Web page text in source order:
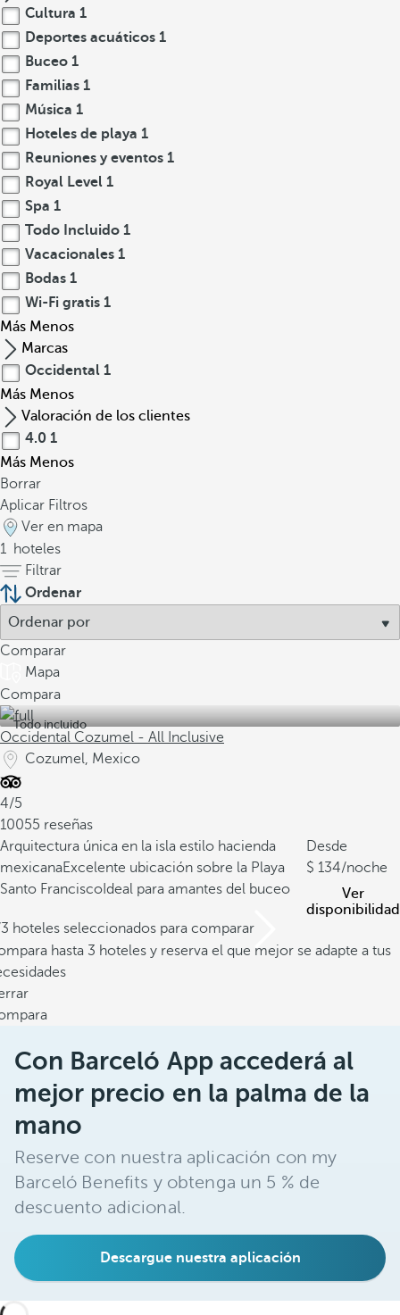
Cultura 1
Deportes acuáticos 1
Buceo 1
Familias 1
Música 1
Hoteles de playa 1
Reuniones y eventos 1
Royal Level 1
Spa 1
Todo Incluido 1
Vacacionales 1
Bodas 1
Wi-Fi gratis 1
Más Menos
Marcas
Occidental 1
Más Menos
Valoración de los clientes
4.0 1
Más Menos
Borrar
Aplicar Filtros
Ver en mapa
1 hoteles
Filtrar
Ordenar
Comparar
Mapa
Compara
Todo incluido
Occidental Cozumel - All Inclusive
Cozumel, Mexico
4/5
10055 reseñas
Arquitectura única en la isla estilo hacienda
mexicanaExcelente ubicación sobre la Playa
Santo Francisco Ideal para amantes del buceo
Desde
134/noche
Ver
disponibilidad
hoteles seleccionados para comparar
hasta 3 hoteles y reserva el que mejor se adapte a tus
Con Barceló App accederá al
mejor precio en la palma de la
mano
Reserve con nuestra aplicación con my
Barceló Benefits y obtenga un 5 % de
descuento adicional.
Descargue nuestra aplicación